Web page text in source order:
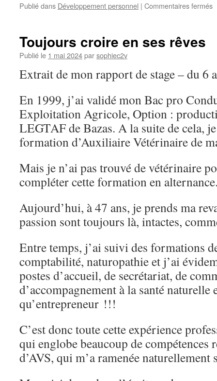
Publié dans Développement personnel | Commentaires fermés
Toujours croire en ses rêves
Publié le 1 mai 2024parsophiec2v
Extrait de mon rapport de stage – du 6
En 1999, j’ai validé mon Bac pro
Exploitation Agricole, Option :
LEGTAF de Bazas. A la suite de cela,
formation d’Auxiliaire Vétérinaire de
Mais je n’ai pas trouvé de vétérinaire
compléter cette formation en
Aujourd’hui, à 47 ans, je prends ma
passion sont toujours là, intactes,
Entre temps, j’ai suivi des formations
comptabilité, naturopathie et j’ai
postes d’accueil, de secrétariat, de
d’accompagnement à la santé naturelle
qu’entrepreneur !!!
C’est donc toute cette expérience
qui englobe beaucoup de compétences
d’AVS, qui m’a ramenée naturellement